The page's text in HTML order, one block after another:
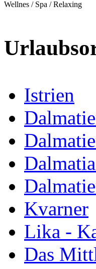
Wellnes / Spa / Relaxing
Istrien
Kvarner
Lika -
Das